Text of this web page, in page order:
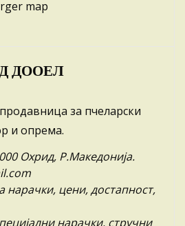
ДООЕЛ
за пчеларски
и опрема.
Охрид, Р.Македонија.
нарачки, цени, достапност,
нарачки, стручни